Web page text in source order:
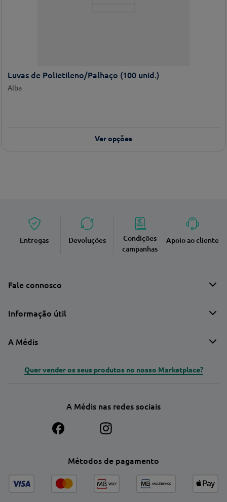
Luvas de Polietileno/Palhaço (100 unid.)
Alba
Ver opções
Entregas Devoluções
Condições
campanhas
Apoio ao cliente
Fale connosco
Informação útil
A Médis
Quer vender os seus produtos no nosso Marketplace?
A Médis nas redes sociais
Métodos de pagamento